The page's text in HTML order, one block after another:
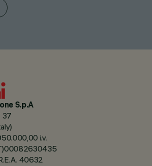
S.p.A
37
i.v.
40632